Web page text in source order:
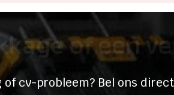
of een
cv-probleem? Bel ons